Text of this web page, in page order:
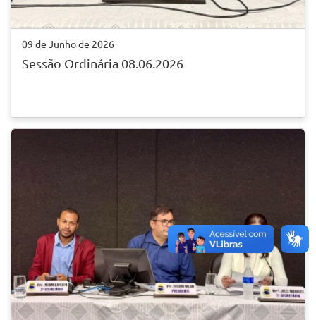
09 de Junho de 2026
Sessão Ordinária 08.06.2026